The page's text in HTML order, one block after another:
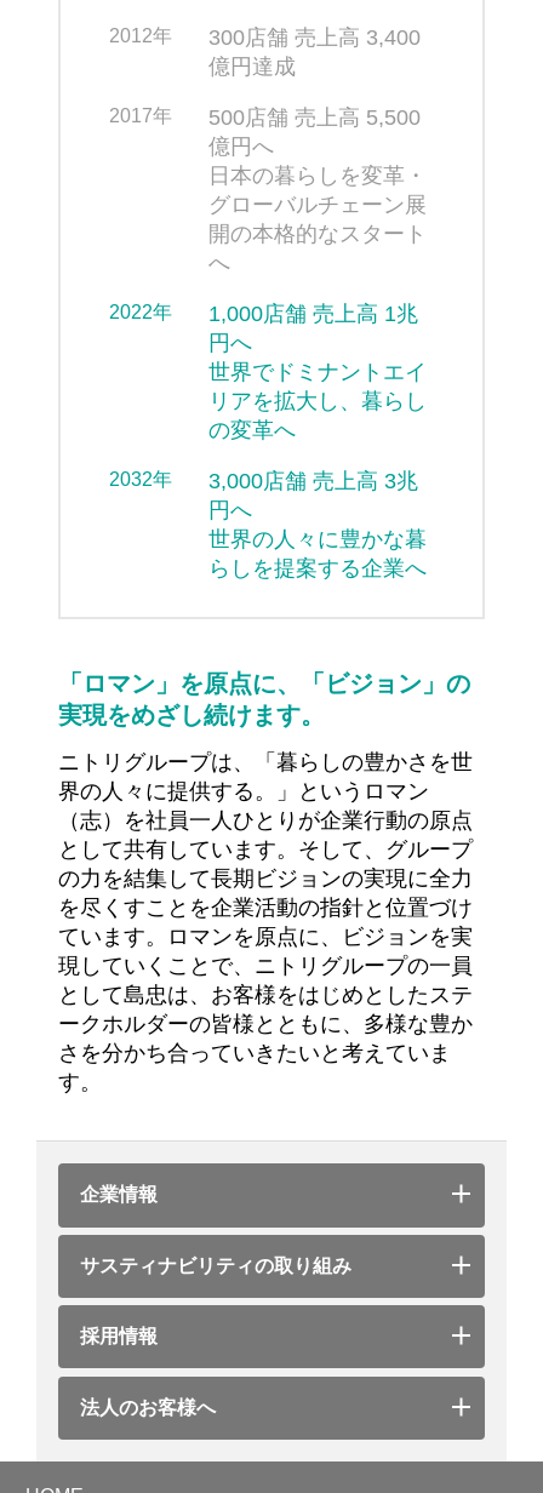
2012年
300店舗 売上高 3,400
億円達成
2017年
500店舗 売上高 5,500
億円へ
日本の暮らしを変革・
グローバルチェーン展
開の本格的なスタート
へ
2022年
1,000店舗 売上高 1兆
円へ
世界でドミナントエイ
リアを拡大し、暮らし
の変革へ
2032年
3,000店舗 売上高 3兆
円へ
世界の人々に豊かな暮
らしを提案する企業へ
「ロマン」を原点に、「ビジョン」の
実現をめざし続けます。
ニトリグループは、「暮らしの豊かさを世
界の人々に提供する。」というロマン
（志）を社員一人ひとりが企業行動の原点
として共有しています。そして、グループ
の力を結集して長期ビジョンの実現に全力
を尽くすことを企業活動の指針と位置づけ
ています。ロマンを原点に、ビジョンを実
現していくことで、ニトリグループの一員
として島忠は、お客様をはじめとしたステ
ークホルダーの皆様とともに、多様な豊か
さを分かち合っていきたいと考えていま
す。
企業情報
サスティナビリティの取り組み
採用情報
法人のお客様へ